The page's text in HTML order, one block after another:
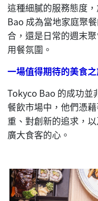
這種細膩的服務態度
Bao 成為當地家庭聚
合，還是日常的週末
用餐氛圍。
一場值得期待的美食
Tokyco Bao 的成功並
餐飲市場中，他們憑
重、對創新的追求，
廣大食客的心。